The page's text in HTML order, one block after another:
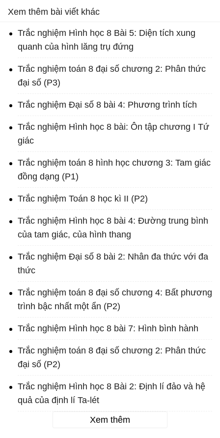
Xem thêm bài viết khác
Trắc nghiệm Hình học 8 Bài 5: Diện tích xung
quanh của hình lăng trụ đứng
Trắc nghiệm toán 8 đại số chương 2: Phân thức
đại số (P3)
Trắc nghiệm Đại số 8 bài 4: Phương trình tích
Trắc nghiệm Hình học 8 bài: Ôn tập chương I Tứ
giác
Trắc nghiệm toán 8 hình học chương 3: Tam giác
đồng dạng (P1)
Trắc nghiệm Toán 8 học kì II (P2)
Trắc nghiệm Hình học 8 bài 4: Đường trung bình
của tam giác, của hình thang
Trắc nghiệm Đại số 8 bài 2: Nhân đa thức với đa
thức
Trắc nghiệm toán 8 đại số chương 4: Bất phương
trình bậc nhất một ẩn (P2)
Trắc nghiệm Hình học 8 bài 7: Hình bình hành
Trắc nghiệm toán 8 đại số chương 2: Phân thức
đại số (P2)
Trắc nghiệm Hình học 8 Bài 2: Định lí đảo và hệ
quả của định lí Ta-lét
Xem thêm